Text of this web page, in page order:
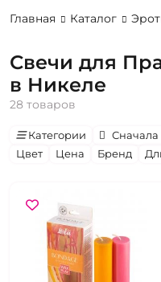
Главная Каталог
Свечи для
в Никеле
28 товаров
Категории
Цвет
Цена Бренд